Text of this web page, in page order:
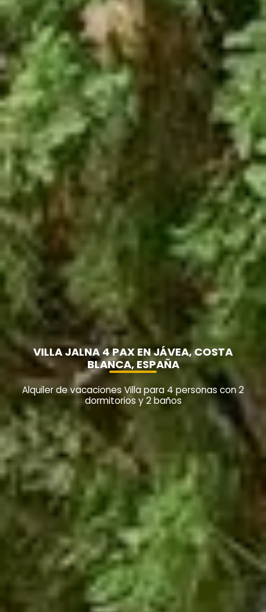
VILLA JALNA 4 PAX EN JÁVEA, COSTA
BLANCA, ESPAÑA
Alquiler de vacaciones Villa para 4 personas con 2
dormitorios y 2 baños